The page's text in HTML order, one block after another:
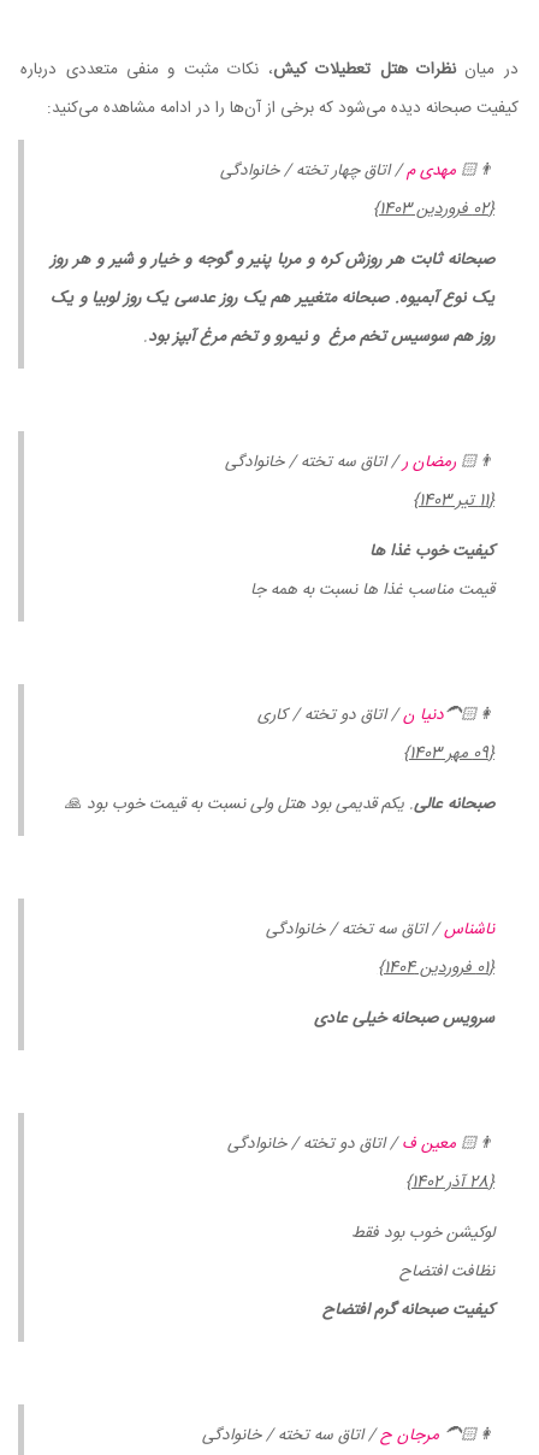
در میاننظرات هتل تعطیلات کیش، نکات مثبت و منفی متعددی درباره
کیفیت صبحانه دیده می‌شود که برخی از آن‌ها را در ادامه مشاهده می‌کنید:
👨🏻مهدی م/ اتاق چهار تخته / خانوادگی
{02 فروردین 1403}
صبحانه ثابت هر روزش کره و مربا پنیر و گوجه و خیار و شیر و هر روز
یک نوع آبمیوه. صبحانه متغییر هم یک روز عدسی یک روز لوبیا و یک
روز هم سوسیس تخم مرغ و نیمرو و تخم مرغ آبپز بود.
👨🏻رمضان ر/ اتاق سه تخته / خانوادگی
{11 تیر 1403}
کیفیت خوب غذا ها
قیمت مناسب غذا ها نسبت به همه جا
👩🏻‍🦱دنیا ن/ اتاق دو تخته / کاری
{09 مهر 1403}
صبحانه عالی. یکم قدیمی بود هتل ولی نسبت به قیمت خوب بود 🙏
ناشناس/ اتاق سه تخته / خانوادگی
{01 فروردین 1404}
سرویس صبحانه خیلی عادی
👨🏻معین ف/ اتاق دو تخته / خانوادگی
{28 آذر 1402}
لوکیشن خوب بو‌د فقط
نظافت افتضاح
کیفیت صبحانه گرم افتضاح
👩🏻‍🦱 مرجان ح/ اتاق سه تخته / خانوادگی